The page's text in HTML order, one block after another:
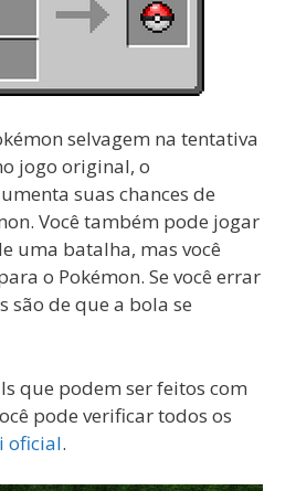
selvagem na tentativa
jogo original, o
suas chances de
Você também pode jogar
uma batalha, mas você
o Pokémon. Se você errar
são de que a bola se
que podem ser feitos com
pode verificar todos os
oficial.